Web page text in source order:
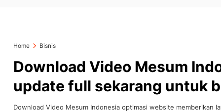
Home Bisnis
Download Video Mesum
update full sekarang untuk
Download Video Mesum Indonesia optimasi website memberikan